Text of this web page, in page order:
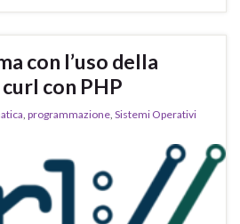
con l’uso della
con PHP
, programmazione, Sistemi Operativi